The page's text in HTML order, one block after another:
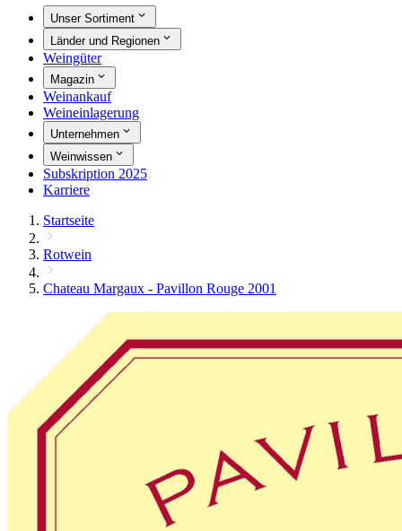
Unser Sortiment
Länder und Regionen
Weingüter
Magazin
Weinankauf
Weineinlagerung
Unternehmen
Weinwissen
Subskription 2025
Karriere
Startseite
Rotwein
Chateau Margaux - Pavillon Rouge 2001